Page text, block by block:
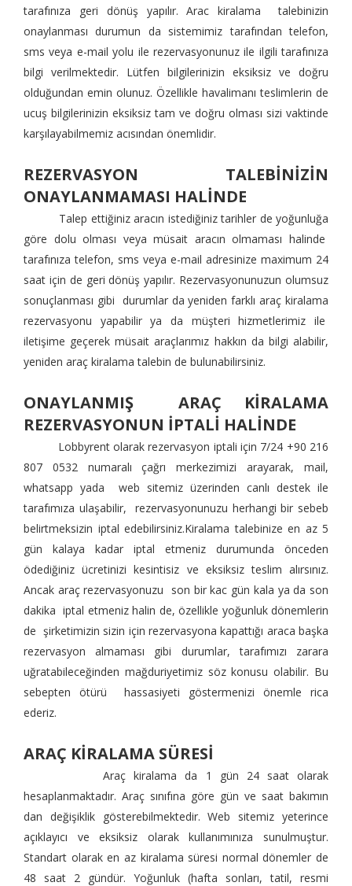
tarafınıza geri dönüş yapılır. Arac kiralama talebinizin
onaylanması durumun da sistemimiz tarafından telefon,
sms veya e-mail yolu ile rezervasyonunuz ile ilgili tarafınıza
bilgi verilmektedir. Lütfen bilgilerinizin eksiksiz ve doğru
olduğundan emin olunuz. Özellikle havalimanı teslimlerin de
ucuş bilgilerinizin eksiksiz tam ve doğru olması sizi vaktinde
karşılayabilmemiz acısından önemlidir.
REZERVASYON TALEBİNİZİN
ONAYLANMAMASI HALİNDE
Talep ettiğiniz aracın istediğiniz tarihler de yoğunluğa
göre dolu olması veya müsait aracın olmaması halinde
tarafınıza telefon, sms veya e-mail adresinize maximum 24
saat için de geri dönüş yapılır. Rezervasyonunuzun olumsuz
sonuçlanması gibi durumlar da yeniden farklı araç kiralama
rezervasyonu yapabilir ya da müşteri hizmetlerimiz ile
iletişime geçerek müsait araçlarımız hakkın da bilgi alabilir,
yeniden araç kiralama talebin de bulunabilirsiniz.
ONAYLANMIŞ ARAÇ KİRALAMA
REZERVASYONUN İPTALİ HALİNDE
Lobbyrent olarak rezervasyon iptali için 7/24 +90 216
807 0532 numaralı çağrı merkezimizi arayarak, mail,
whatsapp yada web sitemiz üzerinden canlı destek ile
tarafımıza ulaşabilir, rezervasyonunuzu herhangi bir sebeb
belirtmeksizin iptal edebilirsiniz.Kiralama talebinize en az 5
gün kalaya kadar iptal etmeniz durumunda önceden
ödediğiniz ücretinizi kesintisiz ve eksiksiz teslim alırsınız.
Ancak araç rezervasyonuzu son bir kac gün kala ya da son
dakika iptal etmeniz halin de, özellikle yoğunluk dönemlerin
de şirketimizin sizin için rezervasyona kapattığı araca başka
rezervasyon almaması gibi durumlar, tarafımızı zarara
uğratabileceğinden mağduriyetimiz söz konusu olabilir. Bu
sebepten ötürü hassasiyeti göstermenizi önemle rica
ederiz.
ARAÇ KİRALAMA SÜRESİ
Araç kiralama da 1 gün 24 saat olarak
hesaplanmaktadır. Araç sınıfına göre gün ve saat bakımın
dan değişiklik gösterebilmektedir. Web sitemiz yeterince
açıklayıcı ve eksiksiz olarak kullanımınıza sunulmuştur.
Standart olarak en az kiralama süresi normal dönemler de
48 saat 2 gündür. Yoğunluk (hafta sonları, tatil, resmi